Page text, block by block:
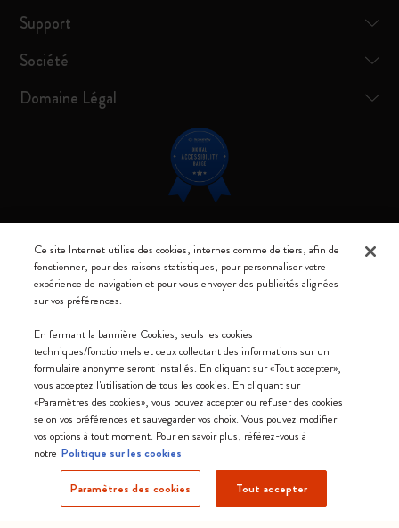
Support
Société
Domaine Légal
Restez connecté
Nous acceptons
Moleskine ® est une marque enregistrée de Moleskine Srl a socio unico
Moleskine srl a socio unico - Via Bergognone, 34 – 20144 Milano -
Italia - P. IVA / CCIAA n. 07234480965 - REA MI 1945400 - Cap.
Soc. €2.181.513,42
Ce site Internet utilise des cookies, internes comme de tiers, afin de
fonctionner, pour des raisons statistiques, pour personnaliser votre
expérience de navigation et pour vous envoyer des publicités alignées
sur vos préférences.
En fermant la bannière Cookies, seuls les cookies
techniques/fonctionnels et ceux collectant des informations sur un
formulaire anonyme seront installés. En cliquant sur «Tout accepter»,
vous acceptez l'utilisation de tous les cookies. En cliquant sur
«Paramètres des cookies», vous pouvez accepter ou refuser des cookies
selon vos préférences et sauvegarder vos choix. Vous pouvez modifier
vos options à tout moment. Pour en savoir plus, référez-vous à
notre Politique sur les cookies
Paramètres des cookies Tout accepter